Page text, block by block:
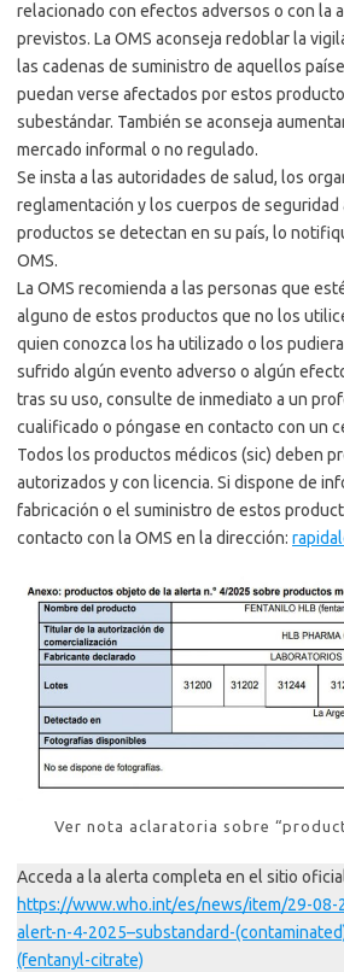
relacionado con efectos adversos o con la
previstos. La OMS aconseja redoblar la
las cadenas de suministro de aquellos
puedan verse afectados por estos
subestándar. También se aconseja
mercado informal o no regulado.
Se insta a las autoridades de salud, los
reglamentación y los cuerpos de seguridad
productos se detectan en su país, lo
OMS.
La OMS recomienda a las personas que
alguno de estos productos que no los
quien conozca los ha utilizado o los
sufrido algún evento adverso o algún
tras su uso, consulte de inmediato a un
cualificado o póngase en contacto con un
Todos los productos médicos (sic) deben
autorizados y con licencia. Si dispone de
fabricación o el suministro de estos
contacto con la OMS en la dirección:
Ver nota aclaratoria sobre
Acceda a la alerta completa en el sitio
https://www.who.int/es/news/item/29-08-
alert-n-4-2025–substandard-
(fentanyl-citrate)